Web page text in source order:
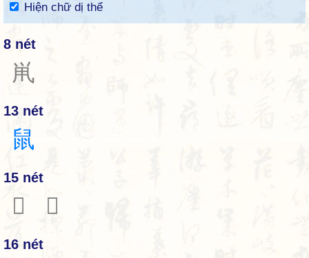
Hiện chữ dị thể
8 nét
鼡
13 nét
鼠
15 nét
𪔸 𪔹
16 nét